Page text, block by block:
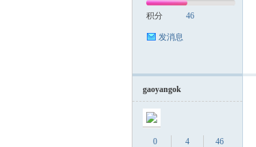
积分 46
发消息
gaoyangok
0
4
46